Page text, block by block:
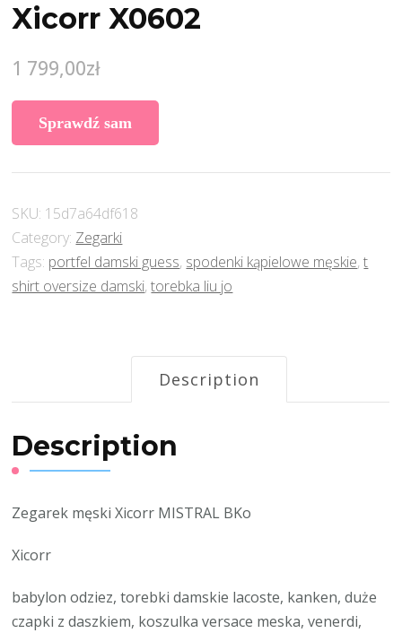
Xicorr X0602
1 799,00zł
Sprawdź sam
SKU: 15d7a64df618
Category: Zegarki
Tags: portfel damski guess, spodenki kąpielowe męskie,t
shirt oversize damski,torebka liu jo
Description
Description
Zegarek męski Xicorr MISTRAL BKo
Xicorr
babylon odziez, torebki damskie lacoste, kanken, duże
czapki z daszkiem, koszulka versace meska, venerdi,